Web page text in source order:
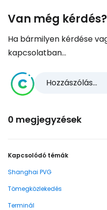
Van még kérdés?
Ha bármilyen kérdése
kapcsolatban...
Hozzászólás...
0 megjegyzések
Kapcsolódó témák
Shanghai PVG
Tömegközlekedés
Terminál